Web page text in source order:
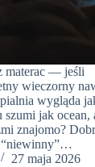
materac — jeśli
wieczorny
wygląda
szumi jak ocean,
znajomo?
“niewinny”…
27 maja 2026